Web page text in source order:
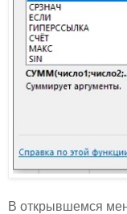
В открывшемся